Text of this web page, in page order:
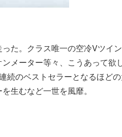
た。クラス唯一の空冷Vツイ
メーター等々、こうあって
続のベストセラーとなるほど
生むなど一世を風靡。